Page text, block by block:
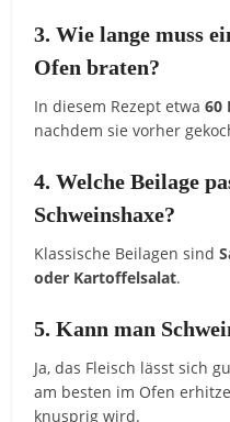
3. Wie lange muss
Ofen braten?
In diesem Rezept etwa60
nachdem sie vorher
4. Welche Beilage
Schweinshaxe?
Klassische Beilagen sind
oder Kartoffelsalat.
5. Kann man
Ja, das Fleisch lässt sich
am besten im Ofen
knusprig wird.